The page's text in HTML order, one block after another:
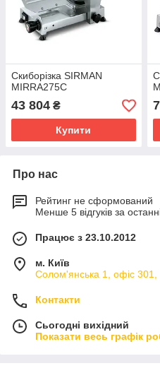
Скиборізка SIRMAN
MIRRA275C
43 804 ₴
Купити
Про нас
Рейтинг не сформований
Менше 5 відгуків за
Працює з 23.10.2012
м. Київ
Солом'янська 1, офіс 301,
Контакти
Сьогодні вихідний
Показати весь графік